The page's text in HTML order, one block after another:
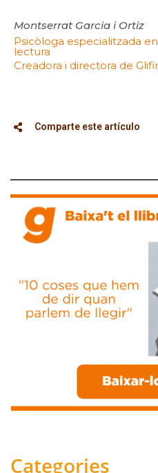
Montserrat Garcia i Ortiz
Psicòloga especialitzada
lectura
Creadora i directora de
Comparte este artículo
Categories